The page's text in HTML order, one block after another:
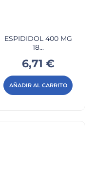
ESPIDIDOL 400 MG
18...
Precio
6,71 €
AÑADIR AL CARRITO